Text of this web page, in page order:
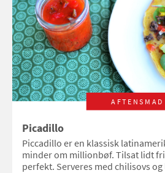
AFTENSMAD
Picadillo
Piccadillo er en klassisk
minder om millionbøf. Tilsat lidt
perfekt. Serveres med chilisovs